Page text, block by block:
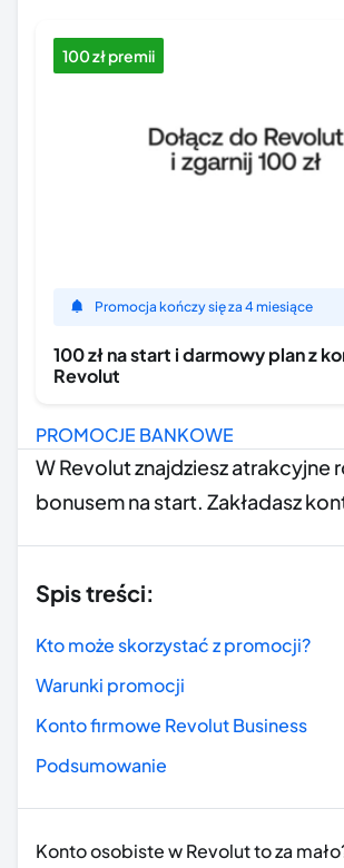
100 zł premii
Promocja kończy się za 4 miesiące
100 zł na start i darmowy plan z
Revolut
PROMOCJE BANKOWE
W Revolut znajdziesz atrakcyjne
bonusem na start. Zakładasz
Spis treści:
Kto może skorzystać z promocji?
Warunki promocji
Konto firmowe Revolut Business
Podsumowanie
Konto osobiste w Revolut to za